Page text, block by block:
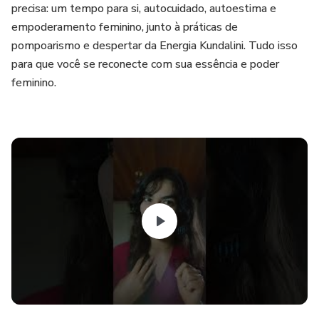
precisa: um tempo para si, autocuidado, autoestima e
empoderamento feminino, junto à práticas de
pompoarismo e despertar da Energia Kundalini. Tudo isso
para que você se reconecte com sua essência e poder
feminino.